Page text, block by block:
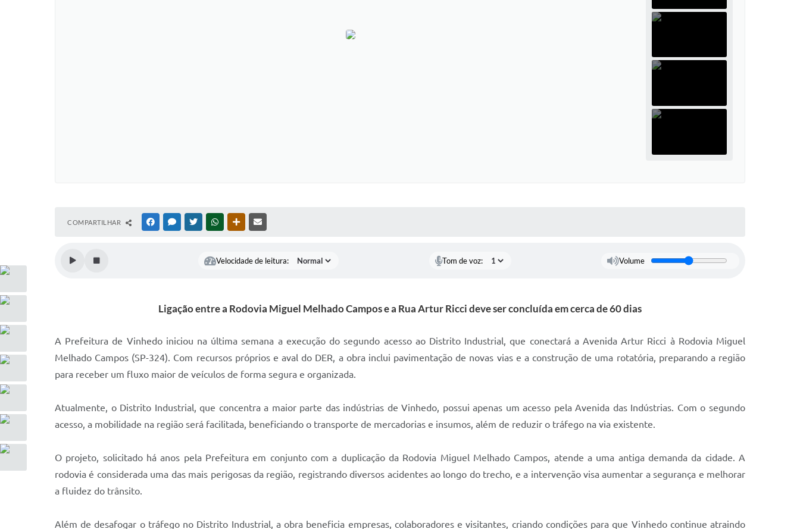
COMPARTILHAR FACEBOOKMESSENGER
TWITTERWHATSAPPOUTRAS MÍDIAS
Velocidade de leitura: Tom de voz: Volume
Ligação entre a Rodovia Miguel Melhado Campos e a Rua Artur Ricci deve ser concluída em cerca de 60 dias
A Prefeitura de Vinhedo iniciou na última semana a execução do segundo acesso ao Distrito Industrial, que conectará a Avenida Artur Ricci à Rodovia Miguel
Melhado Campos (SP-324). Com recursos próprios e aval do DER, a obra inclui pavimentação de novas vias e a construção de uma rotatória, preparando a região
para receber um fluxo maior de veículos de forma segura e organizada.
Atualmente, o Distrito Industrial, que concentra a maior parte das indústrias de Vinhedo, possui apenas um acesso pela Avenida das Indústrias. Com o segundo
acesso, a mobilidade na região será facilitada, beneficiando o transporte de mercadorias e insumos, além de reduzir o tráfego na via existente.
O projeto, solicitado há anos pela Prefeitura em conjunto com a duplicação da Rodovia Miguel Melhado Campos, atende a uma antiga demanda da cidade. A
rodovia é considerada uma das mais perigosas da região, registrando diversos acidentes ao longo do trecho, e a intervenção visa aumentar a segurança e melhorar
a fluidez do trânsito.
Além de desafogar o tráfego no Distrito Industrial, a obra beneficia empresas, colaboradores e visitantes, criando condições para que Vinhedo continue atraindo